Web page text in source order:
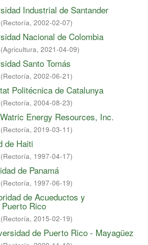
Industrial de Santander
(Rectoría, 2002-02-07)
Nacional de Colombia
(Agricultura, 2021-04-09)
Santo Tomás
(Rectoría, 2002-06-21)
Politécnica de Catalunya
(Rectoría, 2004-08-23)
Energy Resources, Inc.
(Rectoría, 2019-03-11)
de Haiti
(Rectoría, 1997-04-17)
de Panamá
(Rectoría, 1997-06-19)
de Acueductos y
Rico
(Rectoría, 2015-02-19)
de Puerto Rico - Mayagüez